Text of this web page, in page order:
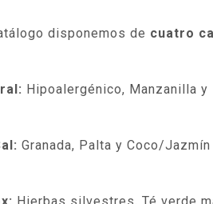
disponemos de cuatro
Hipoalergénico, Manzanilla
Granada, Palta y Coco/Jazmín